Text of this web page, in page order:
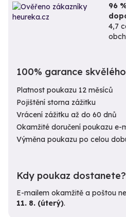
96
4,7
100% garance
Platnost poukazu 12 měsíců
Pojištění storna zážitku
Vrácení zážitku až do 60 dnů
Okamžité doručení poukazu e-
Výměna poukazu po celou
Kdy poukaz dostanete?
E-mailem okamžitě a poštou
11. 8. (úterý).